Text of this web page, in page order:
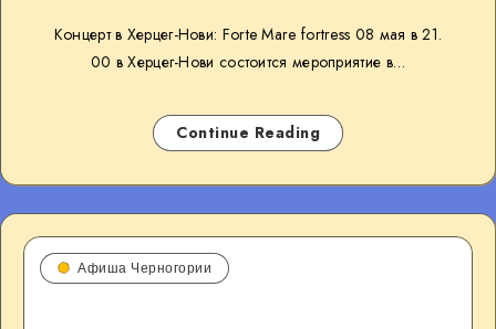
Концерт в Херцег-Нови: Forte Mare fortress 08 мая в 21.
00 в Херцег-Нови состоится мероприятие в…
Continue Reading
Афиша Черногории